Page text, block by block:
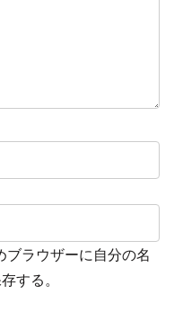
ラウザーに自分の名
する。